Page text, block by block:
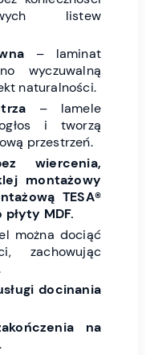
listew
– laminat
wyczuwalną
naturalności.
– lamele
i tworzą
przestrzeń.
wiercenia,
montażowy
TESA®
MDF.
można dociąć
zachowując
docinania
na
.